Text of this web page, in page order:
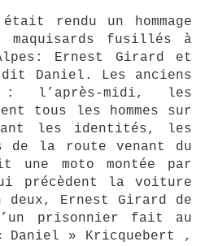
rendu un hommage
maquisards fusillés à
Ernest Girard et
Daniel. Les anciens
: l’après-midi, les
tous les hommes sur
les identités, les
de la route venant du
une moto montée par
précèdent la voiture
deux, Ernest Girard de
prisonnier fait au
Daniel » Kricquebert ,